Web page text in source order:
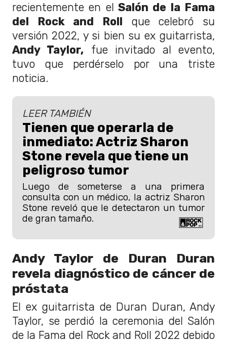
recientemente en el Salón de la Fama
del Rock and Roll que celebró su
versión 2022, y si bien su ex guitarrista,
Andy Taylor, fue invitado al evento,
tuvo que perdérselo por una triste
noticia.
LEER TAMBIÉN
Tienen que operarla de
inmediato: Actriz Sharon
Stone revela que tiene un
peligroso tumor
Luego de someterse a una primera
consulta con un médico, la actriz Sharon
Stone reveló que le detectaron un tumor
de gran tamaño.
Andy Taylor de Duran Duran
revela diagnóstico de cáncer de
próstata
El ex guitarrista de Duran Duran, Andy
Taylor, se perdió la ceremonia del Salón
de la Fama del Rock and Roll 2022 debido